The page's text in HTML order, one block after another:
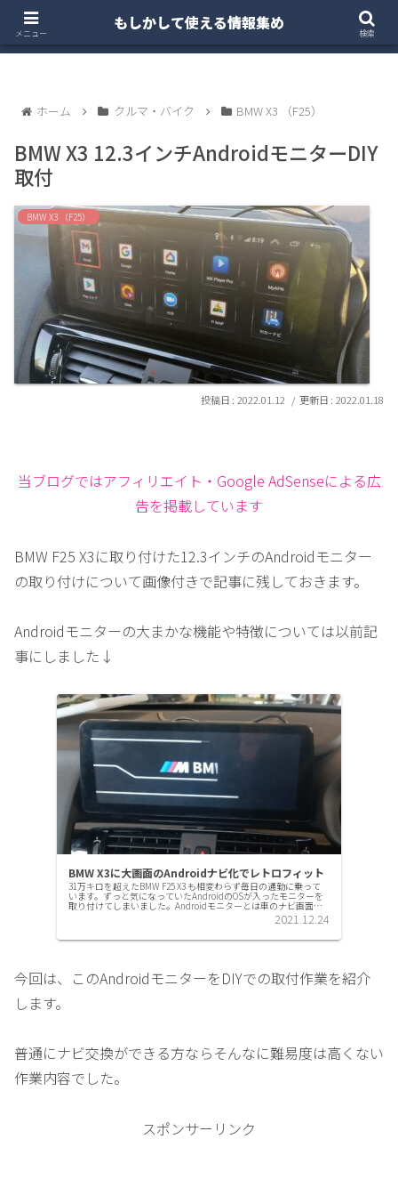
ホーム 注文住宅
ホーム クルマ・バイク BMW X3 （F25）
BMW X3 12.3インチAndroidモニターDIY
取付
BMW X3 （F25）
2022.01.12 2022.01.18
当ブログではアフィリエイト・Google AdSenseによる広
告を掲載しています
BMW F25 X3に取り付けた12.3インチのAndroidモニター
の取り付けについて画像付きで記事に残しておきます。
Androidモニターの大まかな機能や特徴については以前記
事にしました↓
BMW X3に大画面のAndroidナビ化でレトロフィット
31万キロを超えたBMW F25 X3 も相変わらず毎日の通勤に乗って
います。ずっと気になっていたAndroidのOSが入ったモニターを
取り付けてしまいました。Androidモニターとは車のナビ画面っ
2021.12.24
今回は、このAndroidモニターをDIYでの取付作業を紹介
します。
普通にナビ交換ができる方ならそんなに難易度は高くない
作業内容でした。
スポンサーリンク
メニュー
もしかして使える情報集め
検索